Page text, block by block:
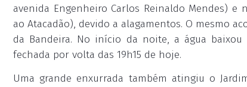
avenida Engenheiro Carlos Reinaldo Mendes)
ao Atacadão), devido a alagamentos. O mesmo
da Bandeira. No início da noite, a água
fechada por volta das 19h15 de hoje.
Uma grande enxurrada também atingiu o